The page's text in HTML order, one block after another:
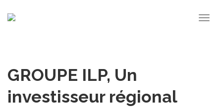
GROUPE ILP, Un
investisseur régional